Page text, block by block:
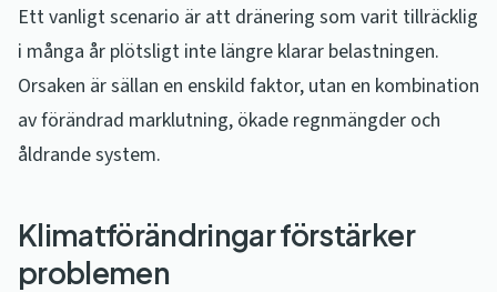
Ett vanligt scenario är att dränering som varit tillräcklig
i många år plötsligt inte längre klarar belastningen.
Orsaken är sällan en enskild faktor, utan en kombination
av förändrad marklutning, ökade regnmängder och
åldrande system.
Klimatförändringar förstärker
problemen